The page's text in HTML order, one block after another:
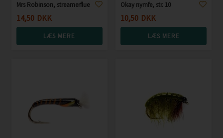
Mrs Robinson, streamerflue
14,50 DKK
LÆS MERE
Okay nymfe, str. 10
10,50 DKK
LÆS MERE